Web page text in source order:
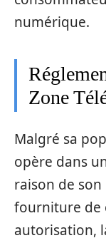
numérique.
Zone
Malgré sa
opère dans
raison de
fourniture de
autorisation,